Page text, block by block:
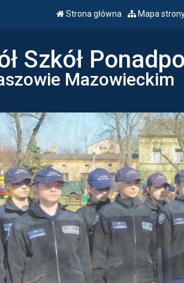
Strona główna Mapa
Szkół
Mazowieckim